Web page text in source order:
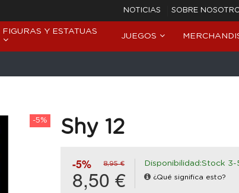
NOTICIAS SOBRE
FIGURAS Y ESTATUAS
JUEGOS
-5% Shy 12
-5% 8,95 €
8,50 €
Disponibilidad:Stock 3-
¿Qué significa esto?